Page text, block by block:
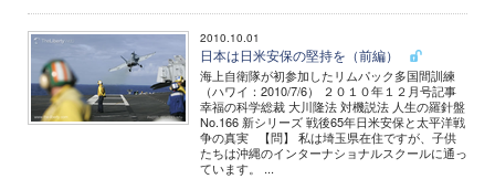
2010.10.01
日本は日米安保の堅持を（前編）
海上自衛隊が初参加したリムパック多国間訓練
（ハワイ：2010/7/6） ２０１０年１２月号記事
幸福の科学総裁 大川隆法 対機説法 人生の羅針盤
No.166 新シリーズ 戦後65年日米安保と太平洋戦
争の真実 【問】 私は埼玉県在住ですが、子供
たちは沖縄のインターナショナルスクールに通っ
ています。 ...